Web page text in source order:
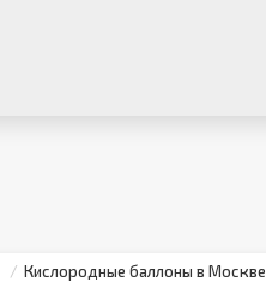
Кислородные баллоны в Москве